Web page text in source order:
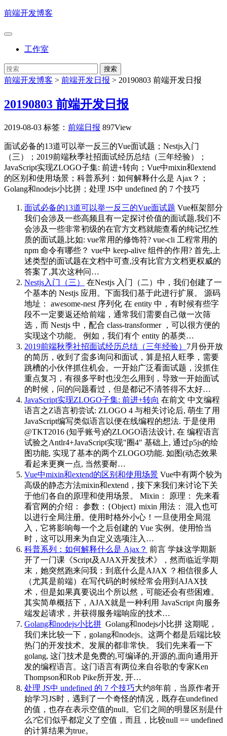
前端开发博客
工作室
前端开发博客 > 前端开发日报 > 20190803 前端开发日报
20190803 前端开发日报
2019-08-03 标签： 前端日报 897View
面试必备的13道可以举一反三的Vue面试题；Nestjs入门
（三）；2019前端秋季社招面试经历总结（三年经验）；
JavaScript实现ZLOGO子集: 前进+转向；Vue中mixin和extend
的区别和使用场景；科普系列：如何解释什么是 Ajax？；
Golang和nodejs小比拼；处理 JS中 undefined 的 7 个技巧
面试必备的13道可以举一反三的Vue面试题 Vue框架部分
我们会涉及一些高频且有一定探讨价值的面试题,我们不
会涉及一些非常初级的在官方文档就能查看的纯记忆性
质的面试题,比如: vue常用的修饰符? vue-cli 工程常用的
npm 命令有哪些？ vue中 keep-alive 组件的作用? 首先,上
述类型的面试题在文档中可查,没有比官方文档更权威的
答案了,其次这种问…
Nestjs入门（三）
在Nestjs 入门（二）中，我们创建了一
个基本的 Nestjs 应用。下面我们基于此进行扩展。 源码
地址： awesome-nest 序列化 在 entity 中，有时候有些字
段不一定要返还给前端，通常我们需要自己做一次筛
选，而 Nestjs 中，配合 class-transformer ，可以很方便的
实现这个功能。 例如，我们有个 entity 的基类…
2019前端秋季社招面试经历总结（三年经验） 7月份开放
的简历，收到了蛮多询问和面试，算是招人旺季，需要
跳槽的小伙伴抓住机会。一开始广泛看面试题，没抓住
重点复习，有很多平时也没怎么用到，导致一开始面试
的时候，问的问题看过，但是都记不清答得不太好…
JavaScript实现ZLOGO子集: 前进+转向 在前文 中文编程
语言之Z语言初尝试: ZLOGO 4 与相关讨论后, 萌生了用
JavaScript编写类似语言以便在线编程的想法. 于是使用
@TKT2016 (知乎账号)的ZLOGO语法设计, 在 编程语言
试验之Antlr4+JavaScript实现"圈4" 基础上, 通过p5js的绘
图功能, 实现了基本的两个ZLOGO功能. 如图(动态效果
看起来更爽一点, 当然要耐…
Vue中mixin和extend的区别和使用场景 Vue中有两个较为
高级的静态方法mixin和extend，接下来我们来讨论下关
于他们各自的原理和使用场景。 Mixin： 原理： 先来看
看官网的介绍： 参数：{Object} mixin 用法： 混入也可
以进行全局注册。使用时格外小心！一旦使用全局混
入，它将影响每一个之后创建的 Vue 实例。使用恰当
时，这可以用来为自定义选项注入…
科普系列：如何解释什么是 Ajax？ 前言 学妹这学期新
开了一门课《Script及AJAX开发技术》，然而临近学期
末，她突然跑来问我：到底什么是AJAX ？相信很多人
（尤其是前端）在写代码的时候经常会用到AJAX技
术，但是如果真要说出个所以然，可能还会有些困难。
其实简单概括下，AJAX就是一种利用 JavaScript 向服务
端发起请求，并获得服务端响应的技术…
Golang和nodejs小比拼 ​ Golang和nodejs小比拼 这期呢，
我们来比较一下，golang和nodejs。这两个都是后端比较
热门的开发技术。发展的都非常快。 我们先来看一下
golang, 这门技术是免费的,可编译的,开源的,面向通用开
发的编程语言。这门语言有两位来自谷歌的专家Ken
Thompson和Rob Pike所开发, 开…
处理 JS中 undefined 的 7 个技巧大约8年前，当原作者开
始学习JS时，遇到了一个奇怪的情况，既存在undefined
的值，也存在表示空值的null。它们之间的明显区别是什
么?它们似乎都定义了空值，而且，比较null == undefined
的计算结果为true。